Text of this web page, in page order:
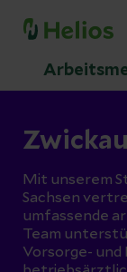
Zwickau
Mit unserem
Sachsen
umfassende
Team
Vorsorge- und